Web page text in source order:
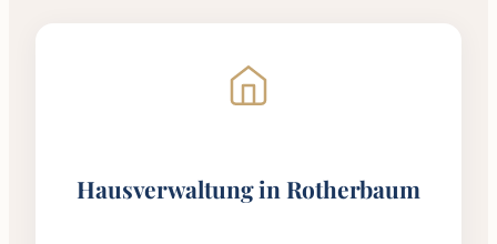
Hausverwaltung in Rotherbaum